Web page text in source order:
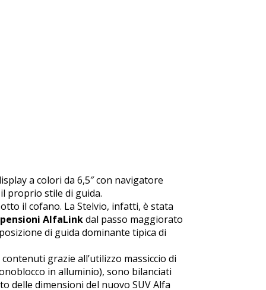
a colori da 6,5″ con navigatore
proprio stile di guida.
il cofano. La Stelvio, infatti, è stata
AlfaLinkdal passo maggiorato
di guida dominante tipica di
grazie all’utilizzo massiccio di
in alluminio), sono bilanciati
delle dimensioni del nuovo SUV Alfa